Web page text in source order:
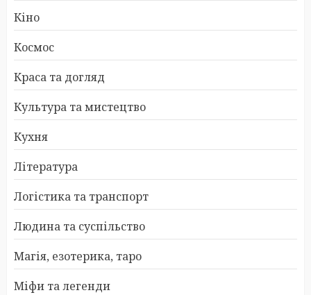
Кіно
Космос
Краса та догляд
Культура та мистецтво
Кухня
Література
Логістика та транспорт
Людина та суспільство
Магія, езотерика, таро
Міфи та легенди